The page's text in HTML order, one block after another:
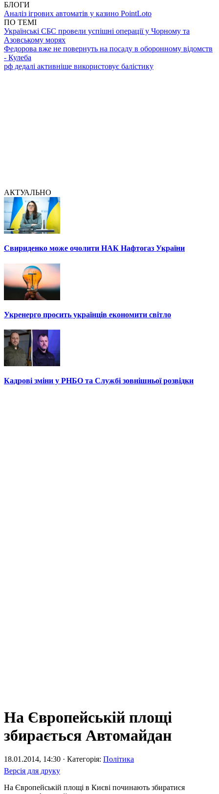
БЛОГИ
Аналіз ігрових автоматів у казино PointLoto
ПО ТЕМІ
Українські СБС провели успішні операції у Чорному та
Азовському морях
Федорова вже не повернуть на посаду в оборонному відомств
- Кулеба
рф дедалі активніше використовує балістику
АКТУАЛЬНО
Свириденко може очолити НАК Нафтогаз України
Укренерго просить українців економити світло
Кадрові зміни у РНБО та Службі зовнішньої розвідки
На Європейській площі
збирається Автомайдан
18.01.2014, 14:30 · Категорія: Політика
Версія для друку
На Європейській площі в Києві починають збиратися